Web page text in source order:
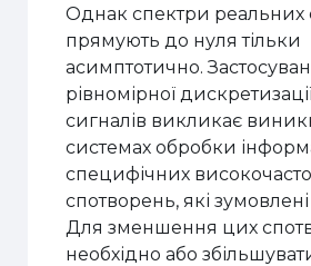
Однак спектри реальних
прямують до нуля тільки
асимптотично.
рівномірної
сигналів викликає
системах обробки
специфічних
спотворень, які
Для зменшення цих
необхідно або